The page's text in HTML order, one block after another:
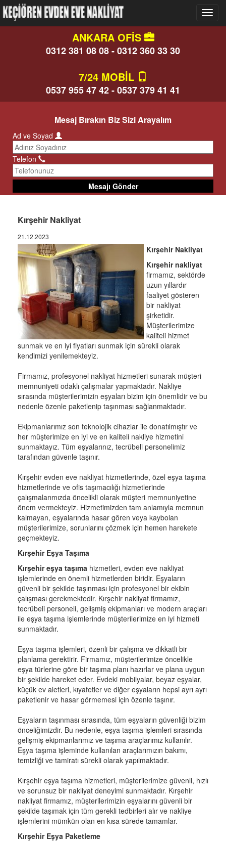
ANKARA OFİS
0312 381 08 08 - 0312 360 33 30
7/24 MOBİL
0537 955 47 42 - 0537 379 41 41
Mesaj Bırakın Biz Sizi Arayalım
Ad ve Soyad
Telefon
Mesajı Gönder
Kırşehir Nakliyat
21.12.2023
Kırşehir Nakliyat
Kırşehir nakliyat
firmamız, sektörde
uzun yıllardır
faaliyet gösteren
bir nakliyat
şirketidir.
Müşterilerimize
kaliteli hizmet
sunmak ve en iyi fiyatları sunmak için sürekli olarak
kendimizi yenilemekteyiz.
Firmamız, profesyonel nakliyat hizmetleri sunarak müşteri
memnuniyeti odaklı çalışmalar yapmaktadır. Nakliye
sırasında müşterilerimizin eşyaları bizim için önemlidir ve bu
nedenle özenle paketlenip taşınması sağlanmaktadır.
Ekipmanlarımız son teknolojik cihazlar ile donatılmıştır ve
her müşterimize en iyi ve en kaliteli nakliye hizmetini
sunmaktayız. Tüm eşyalarınız, tecrübeli personelimiz
tarafından güvenle taşınır.
Kırşehir evden eve nakliyat hizmetlerinde, özel eşya taşıma
hizmetlerinde ve ofis taşımacılığı hizmetlerinde
çalışmalarımızda öncelikli olarak müşteri memnuniyetine
önem vermekteyiz. Hizmetimizden tam anlamıyla memnun
kalmayan, eşyalarında hasar gören veya kaybolan
müşterilerimize, sorunlarını çözmek için hemen harekete
geçmekteyiz.
Kırşehir Eşya Taşıma
Kırşehir eşya taşıma hizmetleri, evden eve nakliyat
işlemlerinde en önemli hizmetlerden biridir. Eşyaların
güvenli bir şekilde taşınması için profesyonel bir ekibin
çalışması gerekmektedir. Kırşehir nakliyat firmamız,
tecrübeli personeli, gelişmiş ekipmanları ve modern araçları
ile eşya taşıma işlemlerinde müşterilerimize en iyi hizmeti
sunmaktadır.
Eşya taşıma işlemleri, özenli bir çalışma ve dikkatli bir
planlama gerektirir. Firmamız, müşterilerimize öncelikle
eşya türlerine göre bir taşıma planı hazırlar ve plana uygun
bir şekilde hareket eder. Evdeki mobilyalar, beyaz eşyalar,
küçük ev aletleri, kıyafetler ve diğer eşyaların hepsi ayrı ayrı
paketlenir ve hasar görmemesi için özenle taşınır.
Eşyaların taşınması sırasında, tüm eşyaların güvenliği bizim
önceliğimizdir. Bu nedenle, eşya taşıma işlemleri sırasında
gelişmiş ekipmanlarımız ve taşıma araçlarımız kullanılır.
Eşya taşıma işleminde kullanılan araçlarımızın bakımı,
temizliği ve tamiratı sürekli olarak yapılmaktadır.
Kırşehir eşya taşıma hizmetleri, müşterilerimize güvenli, hızlı
ve sorunsuz bir nakliyat deneyimi sunmaktadır. Kırşehir
nakliyat firmamız, müşterilerimizin eşyalarını güvenli bir
şekilde taşımak için tüm gerekli tedbirleri alır ve nakliye
işlemlerini mümkün olan en kısa sürede tamamlar.
Kırşehir Eşya Paketleme